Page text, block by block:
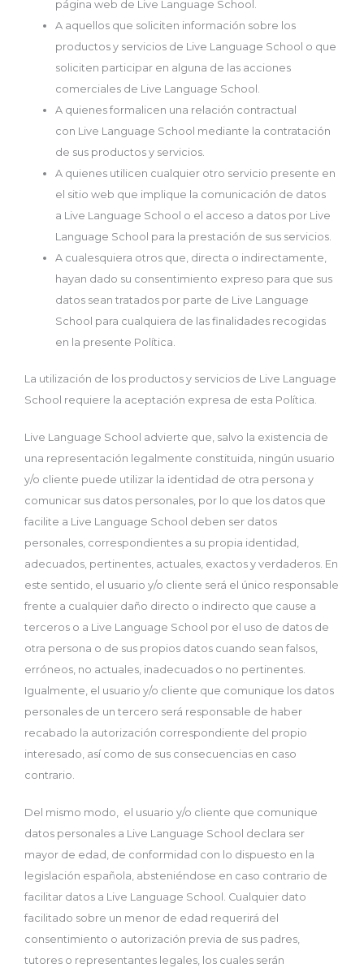
página web de Live Language School.
A aquellos que soliciten información sobre los
productos y servicios de Live Language School o que
soliciten participar en alguna de las acciones
comerciales de Live Language School.
A quienes formalicen una relación contractual
con Live Language School mediante la contratación
de sus productos y servicios.
A quienes utilicen cualquier otro servicio presente en
el sitio web que implique la comunicación de datos
a Live Language School o el acceso a datos por Live
Language School para la prestación de sus servicios.
A cualesquiera otros que, directa o indirectamente,
hayan dado su consentimiento expreso para que sus
datos sean tratados por parte de Live Language
School para cualquiera de las finalidades recogidas
en la presente Política.
La utilización de los productos y servicios de Live Language
School requiere la aceptación expresa de esta Política.
Live Language School advierte que, salvo la existencia de
una representación legalmente constituida, ningún usuario
y/o cliente puede utilizar la identidad de otra persona y
comunicar sus datos personales, por lo que los datos que
facilite a Live Language School deben ser datos
personales, correspondientes a su propia identidad,
adecuados, pertinentes, actuales, exactos y verdaderos. En
este sentido, el usuario y/o cliente será el único responsable
frente a cualquier daño directo o indirecto que cause a
terceros o a Live Language School por el uso de datos de
otra persona o de sus propios datos cuando sean falsos,
erróneos, no actuales, inadecuados o no pertinentes.
Igualmente, el usuario y/o cliente que comunique los datos
personales de un tercero será responsable de haber
recabado la autorización correspondiente del propio
interesado, así como de sus consecuencias en caso
contrario.
Del mismo modo, el usuario y/o cliente que comunique
datos personales a Live Language School declara ser
mayor de edad, de conformidad con lo dispuesto en la
legislación española, absteniéndose en caso contrario de
facilitar datos a Live Language School. Cualquier dato
facilitado sobre un menor de edad requerirá del
consentimiento o autorización previa de sus padres,
tutores o representantes legales, los cuales serán